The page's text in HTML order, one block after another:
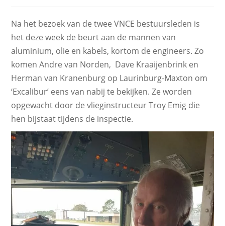
Na het bezoek van de twee VNCE bestuursleden is
het deze week de beurt aan de mannen van
aluminium, olie en kabels, kortom de engineers. Zo
komen Andre van Norden, Dave Kraaijenbrink en
Herman van Kranenburg op Laurinburg-Maxton om
‘Excalibur’ eens van nabij te bekijken. Ze worden
opgewacht door de vlieginstructeur Troy Emig die
hen bijstaat tijdens de inspectie.